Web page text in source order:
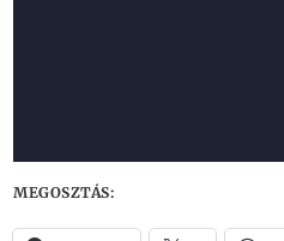
MEGOSZTÁS: